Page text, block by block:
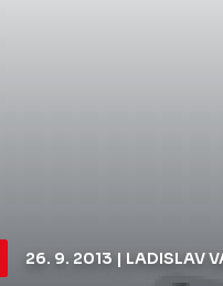
26. 9. 2013 | LADISLAV